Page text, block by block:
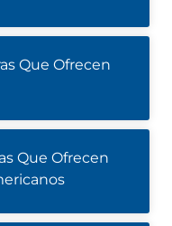
Que Ofrecen
Que Ofrecen